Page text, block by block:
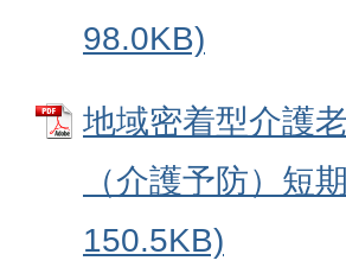
98.0KB)
地域密着型介護
（介護予防）短
150.5KB)